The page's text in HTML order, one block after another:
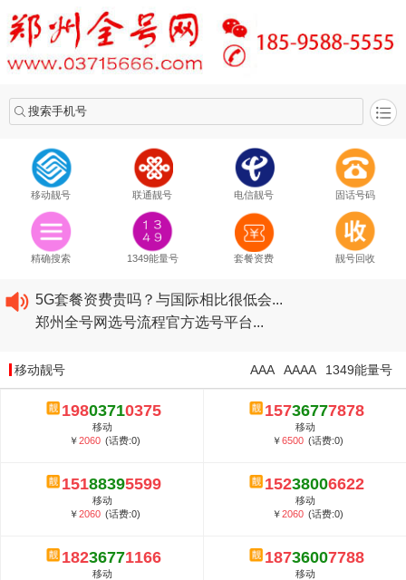
搜索手机号
移动靓号 联通靓号 电信靓号 固话号码
精确搜索 1349能量号 套餐资费 靓号回收
2020​移动最新套餐资费...
2020​联通最新套餐资费...
5G套餐资费贵吗？与国际相比很低会...
郑州全号网选号流程官方选号平台...
2020​联通最新套餐资费...
2020​电信最新套餐资费...
5G套餐资费贵吗？与国际相比很低会...
郑州全号网选号流程官方选号平台...
移动靓号 1349能量号
AAAA
AAA
19803710375
移动
￥2060 (话费:0)
15736777878
移动
￥6500 (话费:0)
15188395599
移动
￥2060 (话费:0)
15238006622
移动
￥2060 (话费:0)
18236771166
移动
18736007788
移动